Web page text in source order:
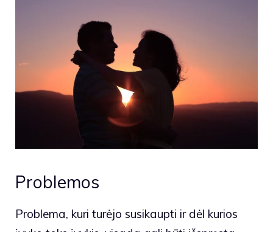
Problemos
Problema, kuri turėjo susikaupti ir dėl kurios